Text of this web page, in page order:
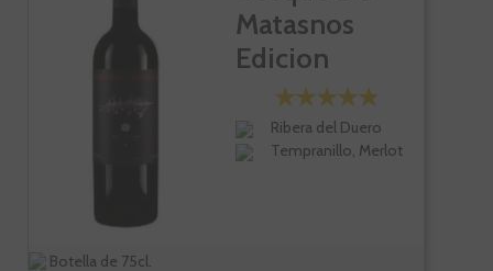
Matasnos
Edicion
Limitada
Ribera del Duero
Tempranillo, Merlot
Botella de 75cl.